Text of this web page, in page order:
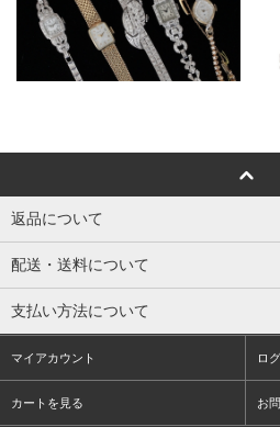
返品について
配送・送料について
支払い方法について
マイアカウント ロ
カートを見る お